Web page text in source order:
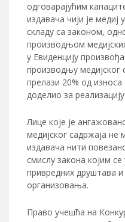
одговарајућим
издавача чији је медиј
складу са законом,
производњом
у Евиденцију
производњу медијског
прелази 20% од износа
доделио за
Лице које је
медијског садржаја
издавача нити
смислу закона којим
привредних друштава и
организовања.
Право учешћа на